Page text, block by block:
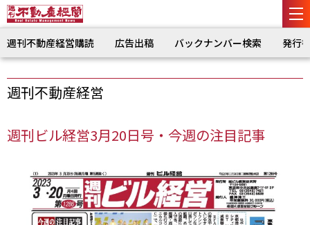
週刊不動産経営購読 広告出稿 バックナンバー検索 発行
週刊不動産経営
週刊ビル経営3月20日号・今週の注目記事